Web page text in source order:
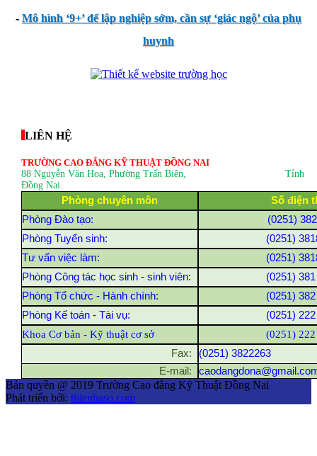
-Mô hình ‘9+’ để lập nghiệp sớm, cần sự ‘giác ngộ’ của phụ
huynh
LIÊN HỆ
TRƯỜNG CAO ĐẲNG KỸ THUẬT ĐỒNG NAI
88 Nguyễn Văn Hoa, Phường Trấn Biên, Tỉnh
Đồng Nai.
Phòng chuyên môn
Số điện
Phòng Đào tạo:
(0251)
Phòng Tuyển sinh:
(0251)
Tư vấn việc làm:
(0251)
Phòng Công tác học sinh - sinh viên:
(0251)
Phòng Tổ chức - Hành chính:
(0251)
Phòng Kế toán - Tài vụ:
(0251)
Khoa Cơ bản - Kỹ thuật cơ sở
(0251)
Fax:
(0251) 3822263
E-mail:
Bản quyền @ 2019 Trường Cao đẳng Kỹ Thuật Đồng Nai
Phát triển bởi: thienhaso.com